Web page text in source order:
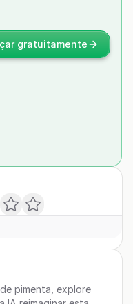
gratuitamente
pimenta, explore